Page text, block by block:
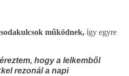
működnek, így egyre
hogy a lelkemből
rezonál a napi